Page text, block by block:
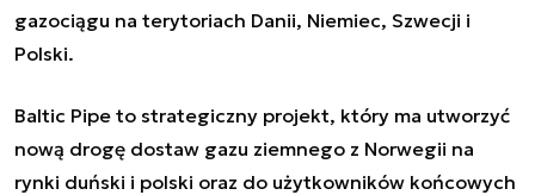
gazociągu na terytoriach Danii, Niemiec, Szwecji i
Polski.
Baltic Pipe to strategiczny projekt, który ma utworzyć
nową drogę dostaw gazu ziemnego z Norwegii na
rynki duński i polski oraz do użytkowników końcowych